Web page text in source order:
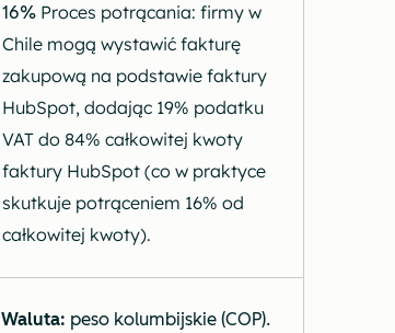
16% Proces potrącania: firmy w
Chile mogą wystawić fakturę
zakupową na podstawie faktury
HubSpot, dodając 19% podatku
VAT do 84% całkowitej kwoty
faktury HubSpot (co w praktyce
skutkuje potrąceniem 16% od
całkowitej kwoty).
Waluta: peso kolumbijskie (COP).